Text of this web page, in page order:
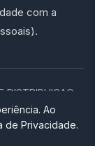
com a
DISTRIBUICAO
reservados.
Ao
de Privacidade.